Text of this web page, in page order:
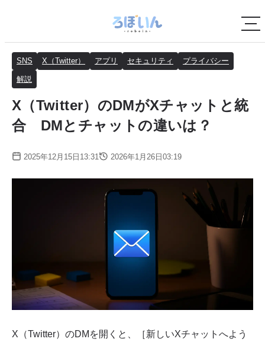
SNS X（Twitter） アプリ セキュリティ プライバシー
解説
X（Twitter）のDMがXチャットと統
合 DMとチャットの違いは？
2025年12月15日13:31 2026年1月26日03:19
X（Twitter）のDMを開くと、［新しいXチャットへよう